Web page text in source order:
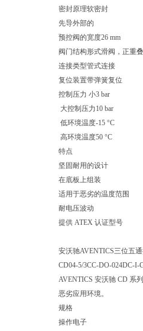
密封原理软密封
先导外部的
预控阀的宽度26 mm
阀门结构形式滑阀，正重叠
连接类型管式连接
复位装置带弹簧复位
控制压力 小3 bar
大控制压力10 bar
低环境温度-15 °C
高环境温度50 °C
特点
坚固耐用的设计
在底板上组装
适用于恶劣的温度范围
耐电压波动
提供 ATEX 认证型号
安沃驰AVENTICS三位五
CD04-5/3CC-DO-024DC-I-
AVENTICS 安沃驰 CD 系
恶劣应用环境。
规格
操作电子